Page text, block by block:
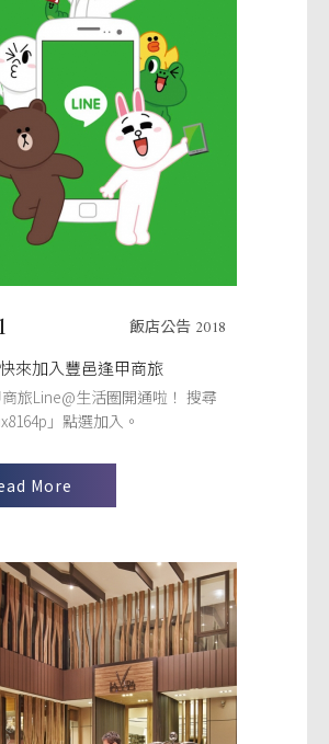
飯店公告 2018
來加入豐邑逢甲商旅
旅Line@生活圈開通啦！ 搜尋
」點選加入。
More